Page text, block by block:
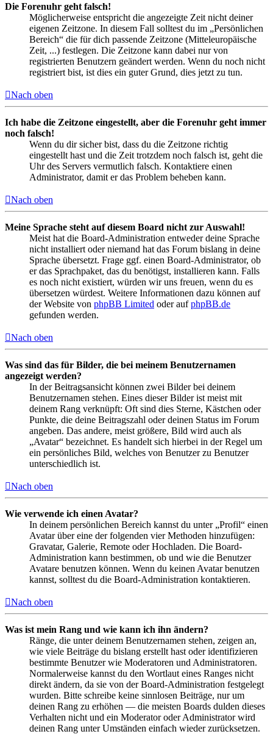
Die Forenuhr geht falsch!
Möglicherweise entspricht die angezeigte Zeit nicht deiner
eigenen Zeitzone. In diesem Fall solltest du im „Persönlichen
Bereich“ die für dich passende Zeitzone (Mitteleuropäische
Zeit, ...) festlegen. Die Zeitzone kann dabei nur von
registrierten Benutzern geändert werden. Wenn du noch nicht
registriert bist, ist dies ein guter Grund, dies jetzt zu tun.
Nach oben
Ich habe die Zeitzone eingestellt, aber die Forenuhr geht immer
noch falsch!
Wenn du dir sicher bist, dass du die Zeitzone richtig
eingestellt hast und die Zeit trotzdem noch falsch ist, geht die
Uhr des Servers vermutlich falsch. Kontaktiere einen
Administrator, damit er das Problem beheben kann.
Nach oben
Meine Sprache steht auf diesem Board nicht zur Auswahl!
Meist hat die Board-Administration entweder deine Sprache
nicht installiert oder niemand hat das Forum bislang in deine
Sprache übersetzt. Frage ggf. einen Board-Administrator, ob
er das Sprachpaket, das du benötigst, installieren kann. Falls
es noch nicht existiert, würden wir uns freuen, wenn du es
übersetzen würdest. Weitere Informationen dazu können auf
der Website von phpBB Limited oder aufphpBB.de
gefunden werden.
Nach oben
Was sind das für Bilder, die bei meinem Benutzernamen
angezeigt werden?
In der Beitragsansicht können zwei Bilder bei deinem
Benutzernamen stehen. Eines dieser Bilder ist meist mit
deinem Rang verknüpft: Oft sind dies Sterne, Kästchen oder
Punkte, die deine Beitragszahl oder deinen Status im Forum
angeben. Das andere, meist größere, Bild wird auch als
„Avatar“ bezeichnet. Es handelt sich hierbei in der Regel um
ein persönliches Bild, welches von Benutzer zu Benutzer
unterschiedlich ist.
Nach oben
Wie verwende ich einen Avatar?
In deinem persönlichen Bereich kannst du unter „Profil“ einen
Avatar über eine der folgenden vier Methoden hinzufügen:
Gravatar, Galerie, Remote oder Hochladen. Die Board-
Administration kann bestimmen, ob und wie die Benutzer
Avatare benutzen können. Wenn du keinen Avatar benutzen
kannst, solltest du die Board-Administration kontaktieren.
Nach oben
Was ist mein Rang und wie kann ich ihn ändern?
Ränge, die unter deinem Benutzernamen stehen, zeigen an,
wie viele Beiträge du bislang erstellt hast oder identifizieren
bestimmte Benutzer wie Moderatoren und Administratoren.
Normalerweise kannst du den Wortlaut eines Ranges nicht
direkt ändern, da sie von der Board-Administration festgelegt
wurden. Bitte schreibe keine sinnlosen Beiträge, nur um
deinen Rang zu erhöhen — die meisten Boards dulden dieses
Verhalten nicht und ein Moderator oder Administrator wird
deinen Rang unter Umständen einfach wieder zurücksetzen.